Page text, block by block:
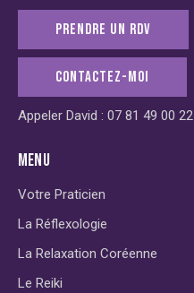
PRENDRE UN RDV
CONTACTEZ-MOI
Appeler David : 07 81 49 00 22
MENU
Votre Praticien
La Réflexologie
La Relaxation Coréenne
Le Reiki